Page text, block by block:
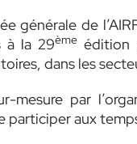
générale de
à la 29ème édition
dans les
mesure par
participer aux